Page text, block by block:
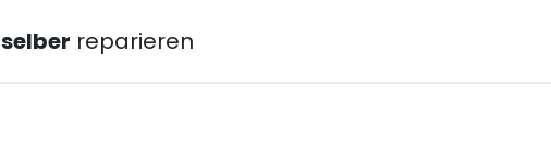
selber reparieren